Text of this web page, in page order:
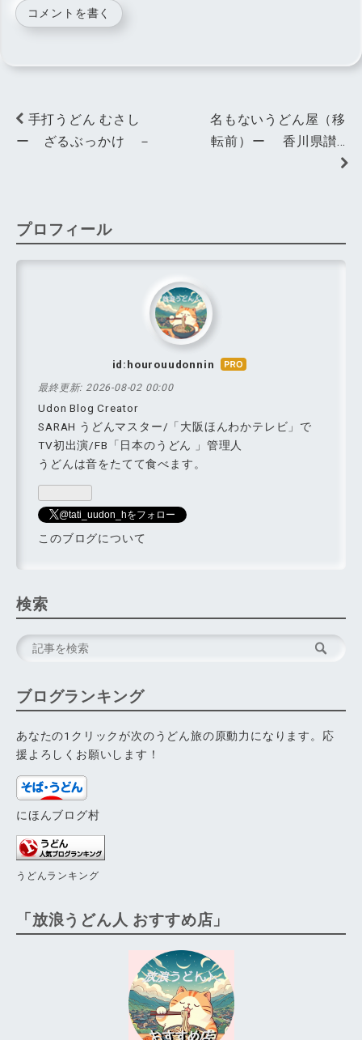
コメントを書く
手打うどん むさし
ー ざるぶっかけ －
名もないうどん屋（移
転前）ー 香川県讃…
プロフィール
id:hourouudonnin
はて
Pro
最終更新: 2026-08-02 00:00
Udon Blog Creator
SARAH うどんマスター/「大阪ほんわかテレビ」で
TV初出演/FB「日本のうどん 」管理人
うどんは音をたてて食べます。
@tati_uudon_hをフォロー
このブログについて
検索
ブログランキング
あなたの1クリックが次のうどん旅の原動力になります。応
援よろしくお願いします！
にほんブログ村
うどんランキング
「放浪うどん人 おすすめ店」